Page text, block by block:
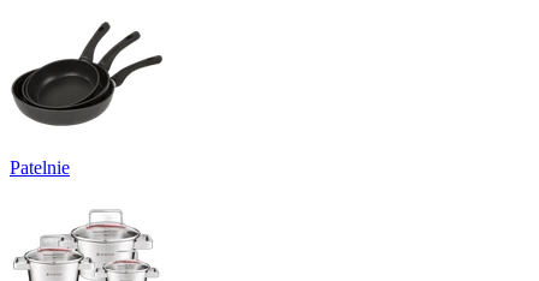
Patelnie